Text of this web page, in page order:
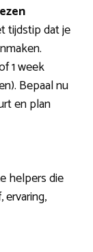
tijdstip dat je
1 week
Bepaal nu
en plan
helpers die